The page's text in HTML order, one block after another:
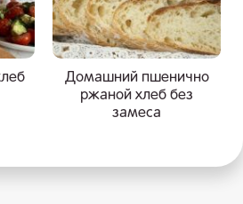
Домашний пшенично
ржаной хлеб без
замеса